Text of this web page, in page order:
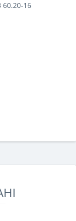
60.20-16